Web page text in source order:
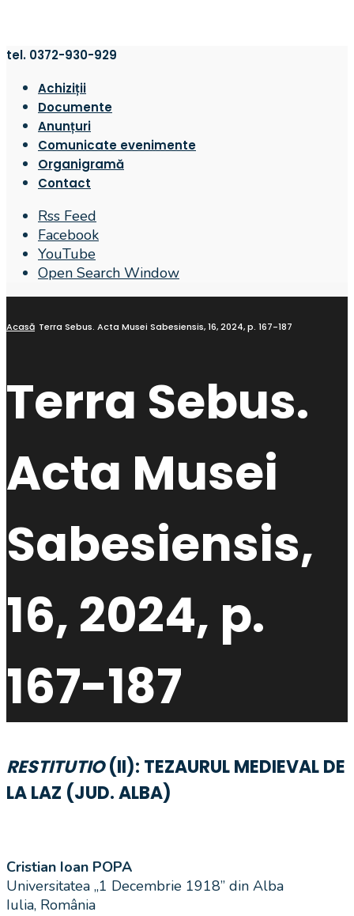
tel. 0372-930-929
Achiziții
Documente
Anunțuri
Comunicate evenimente
Organigramă
Contact
Rss Feed
Facebook
YouTube
Open Search Window
Acasă Terra Sebus. Acta Musei Sabesiensis, 16, 2024, p. 167-187
Terra Sebus.
Acta Musei
Sabesiensis,
16, 2024, p.
167-187
RESTITUTIO(II): TEZAURUL MEDIEVAL DE
LA LAZ (JUD. ALBA)
Cristian Ioan POPA
Universitatea „1 Decembrie 1918” din Alba
Iulia, România